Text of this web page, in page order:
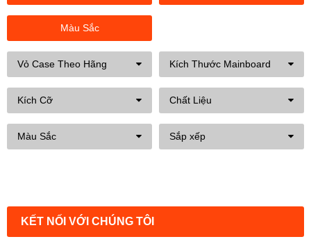
Màu Sắc
Vỏ Case Theo Hãng Kích Thước Mainboard
Kích Cỡ Chất Liệu
Màu Sắc Sắp xếp
KẾT NỐI VỚI CHÚNG TÔI